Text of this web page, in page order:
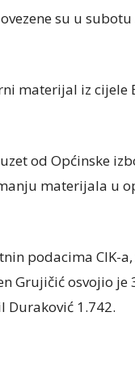
su u subotu
materijal iz cijele
od Općinske
materijala u
podacima CIK-
Grujičić osvojio je
Duraković 1.742.